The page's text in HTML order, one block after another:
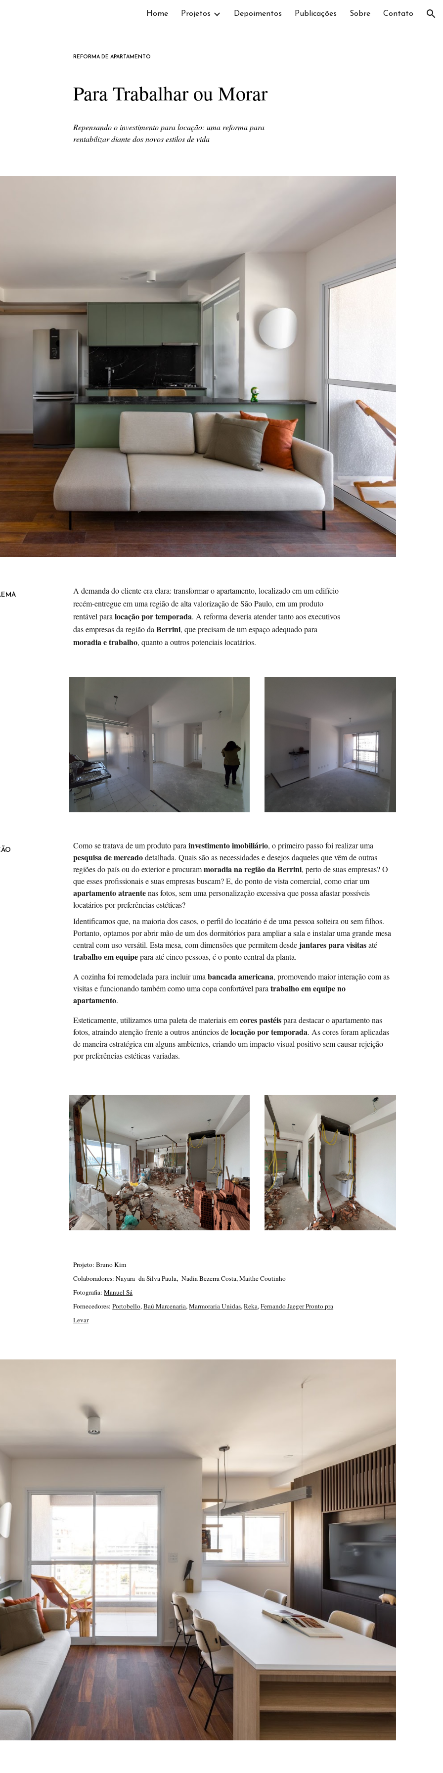
Skip to navigation
Home Projetos Depoimentos Publicações Sobre Contato
REFORMA DE APARTAMENTO
Para Trabalhar ou Morar
Repensando o investimento para locação: uma reforma para
rentabilizar diante dos novos estilos de vida
A demanda do cliente era clara: transformar o apartamento, localizado em um edifício
recém-entregue em uma região de alta valorização de São Paulo, em um produto
rentável paralocação por temporada. A reforma deveria atender tanto aos executivos
das empresas da região daBerrini, que precisam de um espaço adequado para
moradia e trabalho, quanto a outros potenciais locatários.
Como se tratava de um produto parainvestimento imobiliário, o primeiro passo foi realizar uma
pesquisa de mercadodetalhada. Quais são as necessidades e desejos daqueles que vêm de outras
regiões do país ou do exterior e procurammoradia na região da Berrini, perto de suas empresas? O
que esses profissionais e suas empresas buscam? E, do ponto de vista comercial, como criar um
apartamento atraentenas fotos, sem uma personalização excessiva que possa afastar possíveis
locatários por preferências estéticas?
Identificamos que, na maioria dos casos, o perfil do locatário é de uma pessoa solteira ou sem filhos.
Portanto, optamos por abrir mão de um dos dormitórios para ampliar a sala e instalar uma grande mesa
central com uso versátil. Esta mesa, com dimensões que permitem desde jantares para visitasaté
trabalho em equipepara até cinco pessoas, é o ponto central da planta.
A cozinha foi remodelada para incluir umabancada americana, promovendo maior interação com as
visitas e funcionando também como uma copa confortável paratrabalho em equipe no
apartamento.
Esteticamente, utilizamos uma paleta de materiais emcores pastéispara destacar o apartamento nas
fotos, atraindo atenção frente a outros anúncios delocação por temporada. As cores foram aplicadas
de maneira estratégica em alguns ambientes, criando um impacto visual positivo sem causar rejeição
por preferências estéticas variadas.
Projeto: Bruno Kim
Colaboradores: Nayara da Silva Paula, Nadia Bezerra Costa, Maithe Coutinho
Fotografia:Manuel Sá
Fornecedores:Portobello,Baú Marcenaria,Marmoraria Unidas,Reka,Fernando Jaeger Pronto pra
Levar